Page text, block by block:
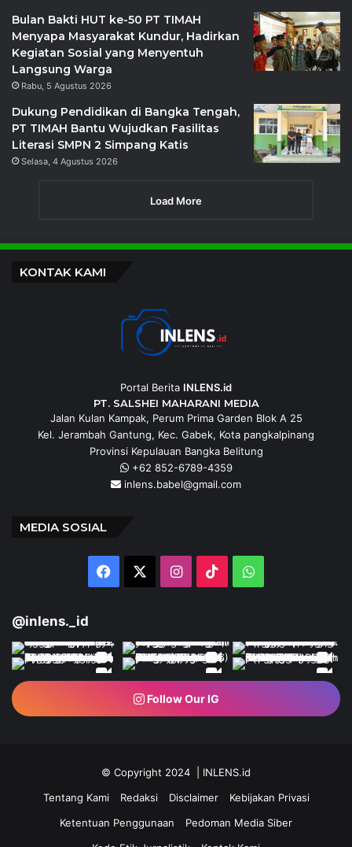
Bulan Bakti HUT ke-50 PT TIMAH
Menyapa Masyarakat Kundur, Hadirkan
Kegiatan Sosial yang Menyentuh
Langsung Warga
Rabu, 5 Agustus 2026
Dukung Pendidikan di Bangka Tengah,
PT TIMAH Bantu Wujudkan Fasilitas
Literasi SMPN 2 Simpang Katis
Selasa, 4 Agustus 2026
Load More
KONTAK KAMI
Portal Berita INLENS.id
PT. SALSHEI MAHARANI MEDIA
Jalan Kulan Kampak, Perum Prima Garden Blok A 25
Kel. Jerambah Gantung, Kec. Gabek, Kota pangkalpinang
Provinsi Kepulauan Bangka Belitung
+62 852-6789-4359
inlens.babel@gmail.com
MEDIA SOSIAL
Facebook Instagram
TikTokWhatsApp
@inlens._id
Follow Our IG
© Copyright 2024 | INLENS.id
Tentang Kami
Redaksi Disclaimer
Kebijakan Privasi
Ketentuan Penggunaan
Pedoman Media Siber